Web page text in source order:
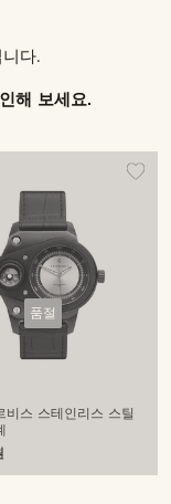
다.
해 보세요.
품절
비스 스테인리스 스틸